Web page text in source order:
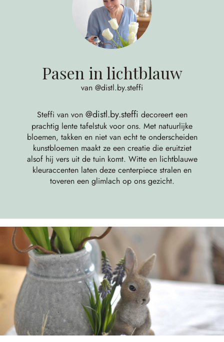
Pasen in lichtblauw
van @distl.by.steffi
Steffi van von @distl.by.steffi decoreert een
prachtig lente tafelstuk voor ons. Met natuurlijke
bloemen, takken en niet van echt te onderscheiden
kunstbloemen maakt ze een creatie die eruitziet
alsof hij vers uit de tuin komt. Witte en lichtblauwe
kleuraccenten laten deze centerpiece stralen en
toveren een glimlach op ons gezicht.